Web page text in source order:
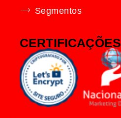
Segmentos
CERTIFICAÇÕES